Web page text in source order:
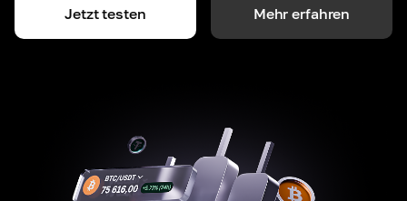
Jetzt testen Mehr erfahren